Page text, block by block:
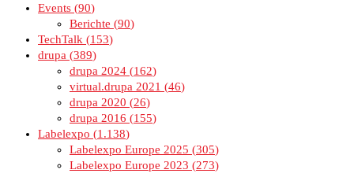
Events 90
Berichte
90
TechTalk
153
drupa 389
drupa 2024
162
virtual.drupa 2021
46
drupa 2020
26
drupa 2016
155
Labelexpo
1.138
Labelexpo Europe 2025
305
Labelexpo Europe 2023
273